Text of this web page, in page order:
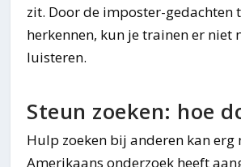
zit. Door de imposter-gedachten
herkennen, kun je trainen er niet
luisteren.
Steun zoeken: hoe
Hulp zoeken bij anderen kan erg
Amerikaans onderzoek heeft